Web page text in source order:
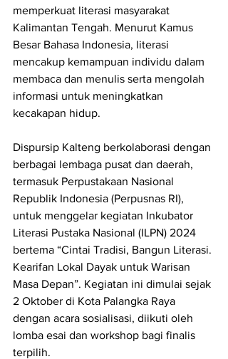
memperkuat literasi masyarakat
Kalimantan Tengah. Menurut Kamus
Besar Bahasa Indonesia, literasi
mencakup kemampuan individu dalam
membaca dan menulis serta mengolah
informasi untuk meningkatkan
kecakapan hidup.
Dispursip Kalteng berkolaborasi dengan
berbagai lembaga pusat dan daerah,
termasuk Perpustakaan Nasional
Republik Indonesia (Perpusnas RI),
untuk menggelar kegiatan Inkubator
Literasi Pustaka Nasional (ILPN) 2024
bertema “Cintai Tradisi, Bangun Literasi.
Kearifan Lokal Dayak untuk Warisan
Masa Depan”. Kegiatan ini dimulai sejak
2 Oktober di Kota Palangka Raya
dengan acara sosialisasi, diikuti oleh
lomba esai dan workshop bagi finalis
terpilih.